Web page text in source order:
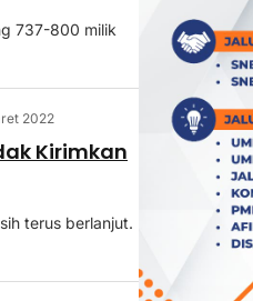
737-800 milik
2022
Kirimkan
terus berlanjut.